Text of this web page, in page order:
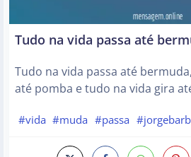
Tudo na vida passa até
Tudo na vida passa até
até pomba e tudo na vida gira
#vida #muda #passa